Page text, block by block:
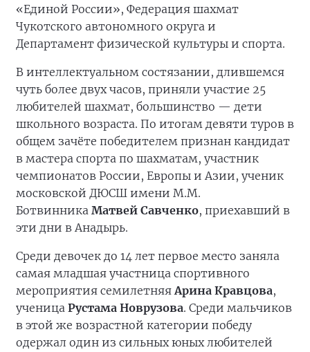
«Единой России», Федерация шахмат
Чукотского автономного округа и
Департамент физической культуры и спорта.
В интеллектуальном состязании, длившемся
чуть более двух часов, приняли участие 25
любителей шахмат, большинство — дети
школьного возраста. По итогам девяти туров в
общем зачёте победителем признан кандидат
в мастера спорта по шахматам, участник
чемпионатов России, Европы и Азии, ученик
московской ДЮСШ имени М.М.
Ботвинника Матвей Савченко, приехавший в
эти дни в Анадырь.
Среди девочек до 14 лет первое место заняла
самая младшая участница спортивного
мероприятия семилетняяАрина Кравцова,
ученица Рустама Новрузова. Среди мальчиков
в этой же возрастной категории победу
одержал один из сильных юных любителей